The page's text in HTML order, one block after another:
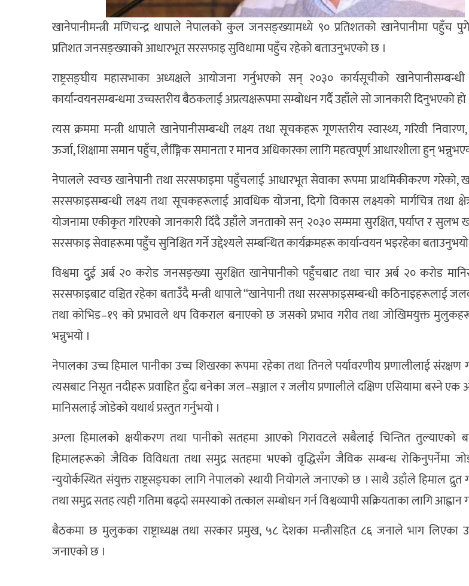
खानेपानीमन्त्री मणिचन्द्र थापाले नेपालको कुल जनसङ्ख्यामध्ये ९० प्रतिशतको खानेपानीमा पहुँच
प्रतिशत जनसङ्ख्याको आधारभूत सरसफाइ सुविधामा पहुँच रहेको बताउनुभएको छ ।
राष्ट्रसङ्घीय महासभाका अध्यक्षले आयोजना गर्नुभएको सन् २०३० कार्यसूचीको
कार्यान्वयनसम्बन्धमा उच्चस्तरीय बैठकलाई अप्रत्यक्षरूपमा सम्बोधन गर्दै उहाँले सो जानकारी दिनुभएको हो
त्यस क्रममा मन्त्री थापाले खानेपानीसम्बन्धी लक्ष्य तथा सूचकहरू गूणस्तरीय स्वास्थ्य, गरिवी
ऊर्जा, शिक्षामा समान पहुँच, लैङ्गििक समानता र मानव अधिकारका लागि महत्वपूर्ण आधारशीला हुन्
नेपालले स्वच्छ खानेपानी तथा सरसफाइमा पहुँचलाई आधारभूत सेवाका रूपमा प्राथमिकीकरण गरेको,
सरसफाइसम्बन्धी लक्ष्य तथा सूचकहरूलाई आवधिक योजना, दिगो विकास लक्ष्यको मार्गचित्र तथा
योजनामा एकीकृत गरिएको जानकारी दिँदै उहाँले जनताको सन् २०३० सम्ममा सुरक्षित, पर्याप्त र सुलभ
सरसफाइ सेवाहरूमा पहुँच सुनिश्चित गर्ने उद्देश्यले सम्बन्धित कार्यक्रमहरू कार्यान्वयन भइरहेका
विश्वमा दुुई अर्ब २० करोड जनसङ्ख्या सुरक्षित खानेपानीको पहुँचबाट तथा चार अर्ब २० करोड
सरसफाइबाट वञ्चित रहेका बताउँदै मन्त्री थापाले “खानेपानी तथा सरसफाइसम्बन्धी कठिनाइहरूलाई
तथा कोभिड–१९ को प्रभावले थप विकराल बनाएको छ जसको प्रभाव गरीव तथा जोखिमयुक्त
भन्नुभयो ।
नेपालका उच्च हिमाल पानीका उच्च शिखरका रूपमा रहेका तथा तिनले पर्यावरणीय प्रणालीलाई संरक्षण
त्यसबाट निसृत नदीहरू प्रवाहित हुँदा बनेका जल–सञ्जाल र जलीय प्रणालीले दक्षिण एसियामा बस्ने एक
मानिसलाई जोडेको यथार्थ प्रस्तुत गर्नुभयो ।
अग्ला हिमालको क्षयीकरण तथा पानीको सतहमा आएको गिरावटले सबैलाई चिन्तित तुल्याएको
हिमालहरूको जैविक विविधता तथा समुद्र सतहमा भएको वृद्धिसँग जैविक सम्बन्ध रोकिनुपर्नेमा
न्युयोर्कस्थित संयुक्त राष्ट्रसङ्घका लागि नेपालको स्थायी नियोगले जनाएको छ । साथै उहाँले हिमाल द्रुत
तथा समुद्र सतह त्यही गतिमा बढ्दो समस्याको तत्काल सम्बोधन गर्न विश्वव्यापी सक्रियताका लागि आह्वान
बैठकमा छ मुलुकका राष्ट्राध्यक्ष तथा सरकार प्रमुख, ५८ देशका मन्त्रीसहित ८६ जनाले भाग लिएका
जनाएको छ ।